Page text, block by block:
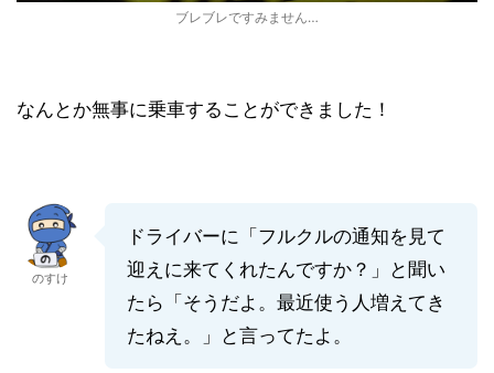
ブレブレですみません…
なんとか無事に乗車することができました！
のすけ
ドライバーに「フルクルの通知を見て
迎えに来てくれたんですか？」と聞い
たら「 そうだよ。最近使う人増えてき
たねえ。
」と言ってたよ。